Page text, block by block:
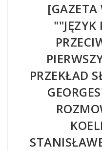
[GAZETA
""JĘZYK
PRZEKŁAD